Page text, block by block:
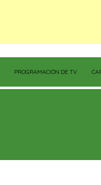
PROGRAMACIÓN DE TV